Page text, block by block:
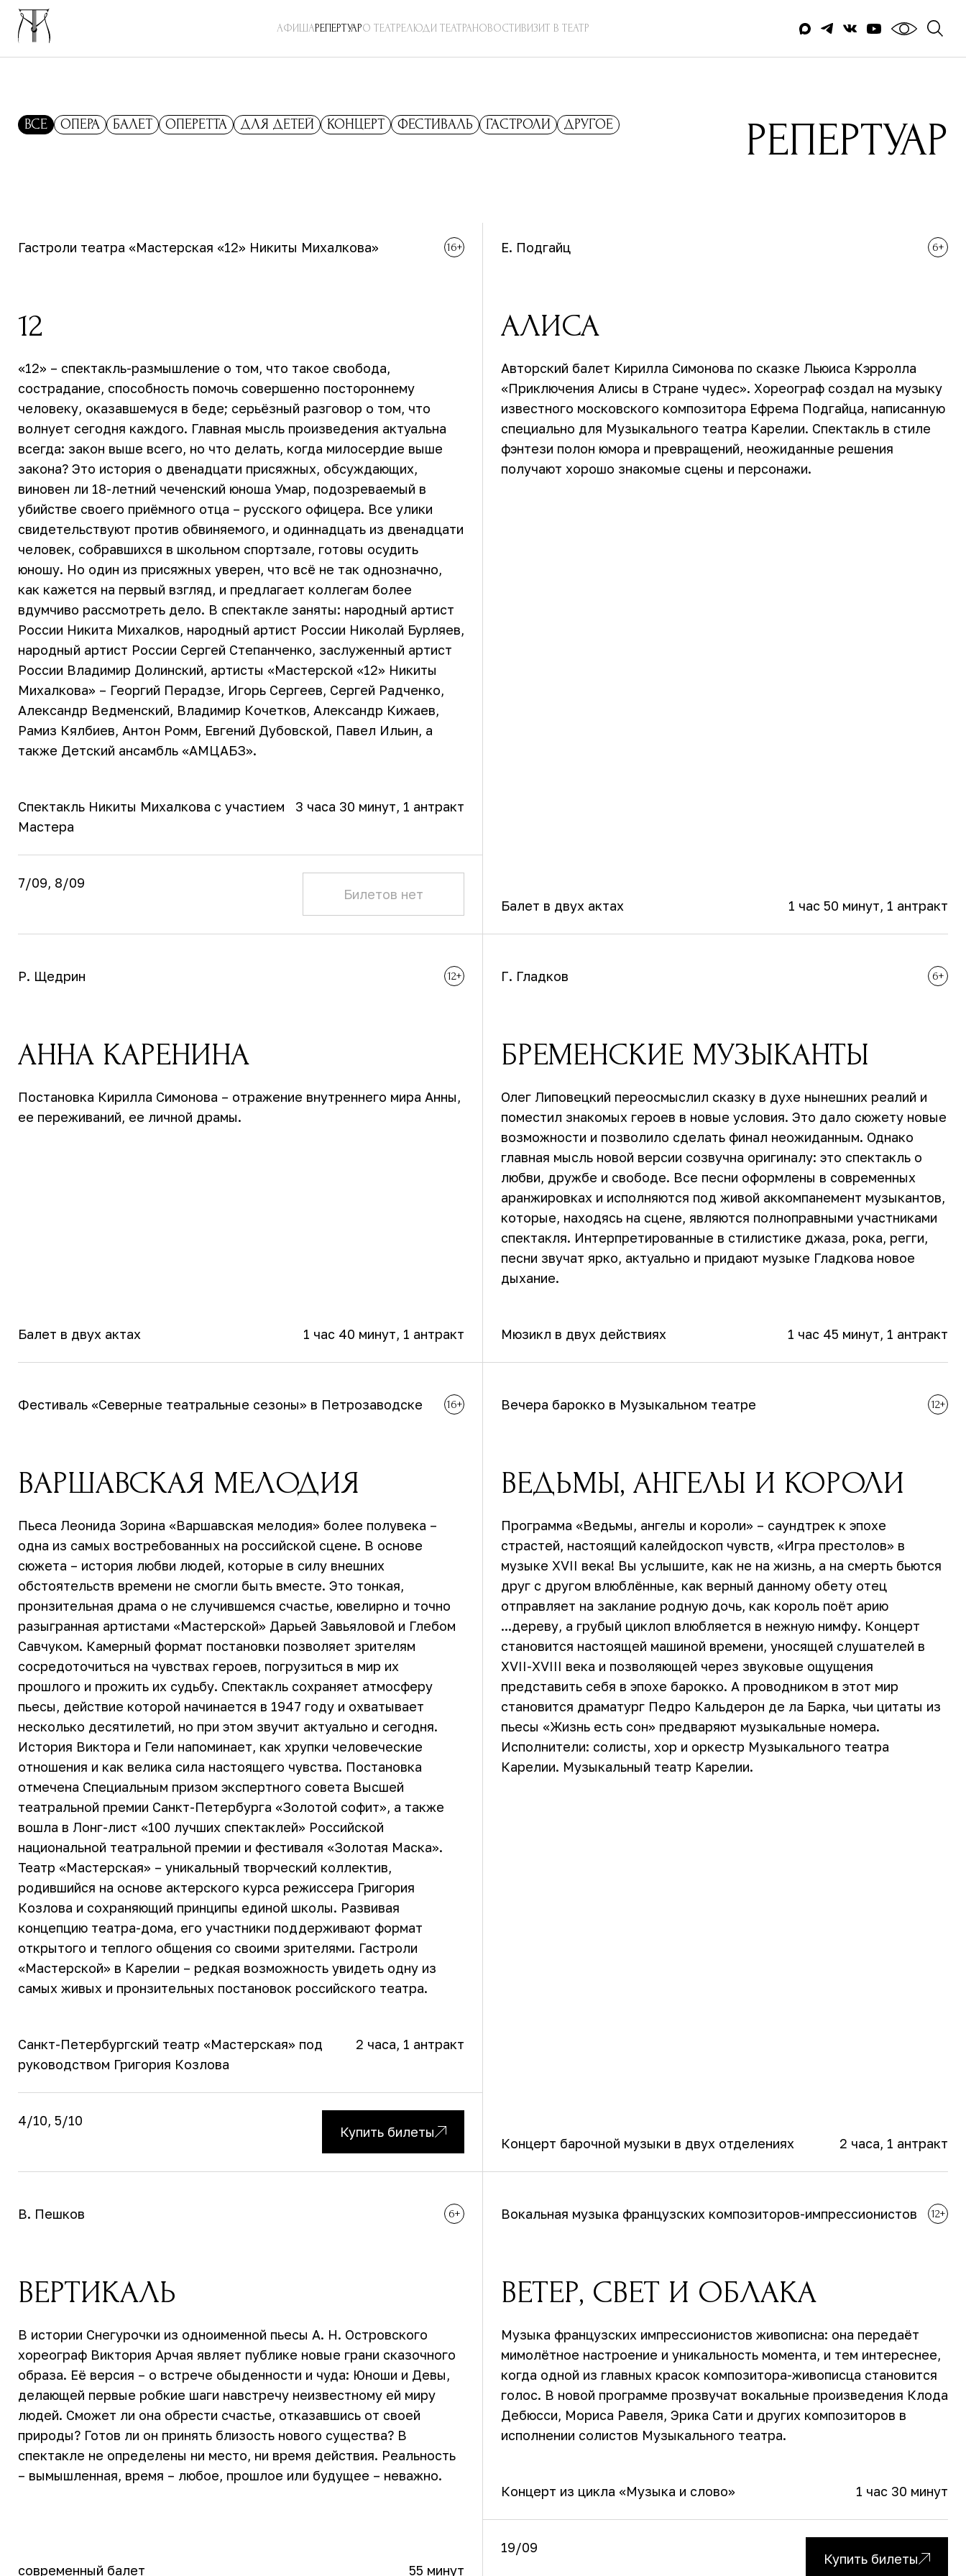
АФИШАРЕПЕРТУАРО ТЕАТРЕЛЮДИ ТЕАТРАНОВОСТИ ВИЗИТ В ТЕАТР
ВСЕ ОПЕРА БАЛЕТ ОПЕРЕТТА ДЛЯ ДЕТЕЙ КОНЦЕРТ ФЕСТИВАЛЬ ГАСТРОЛИ ДРУГОЕ РЕПЕРТУАР
Гастроли театра «Мастерская «12» Никиты Михалкова» 16+
12
«12» – спектакль-размышление о том, что такое свобода,
сострадание, способность помочь совершенно постороннему
человеку, оказавшемуся в беде; серьёзный разговор о том, что
волнует сегодня каждого. Главная мысль произведения актуальна
всегда: закон выше всего, но что делать, когда милосердие выше
закона? Это история о двенадцати присяжных, обсуждающих,
виновен ли 18-летний чеченский юноша Умар, подозреваемый в
убийстве своего приёмного отца – русского офицера. Все улики
свидетельствуют против обвиняемого, и одиннадцать из двенадцати
человек, собравшихся в школьном спортзале, готовы осудить
юношу. Но один из присяжных уверен, что всё не так однозначно,
как кажется на первый взгляд, и предлагает коллегам более
вдумчиво рассмотреть дело. В спектакле заняты: народный артист
России Никита Михалков, народный артист России Николай Бурляев,
народный артист России Сергей Степанченко, заслуженный артист
России Владимир Долинский, артисты «Мастерской «12» Никиты
Михалкова» – Георгий Перадзе, Игорь Сергеев, Сергей Радченко,
Александр Ведменский, Владимир Кочетков, Александр Кижаев,
Рамиз Кялбиев, Антон Ромм, Евгений Дубовской, Павел Ильин, а
также Детский ансамбль «АМЦАБЗ».
Спектакль Никиты Михалкова с участием
Мастера
3 часа 30 минут, 1 антракт
7/09, 8/09
Билетов нет
Е. Подгайц 6+
АЛИСА
Авторский балет Кирилла Симонова по сказке Льюиса Кэрролла
«Приключения Алисы в Стране чудес». Хореограф создал на музыку
известного московского композитора Ефрема Подгайца, написанную
специально для Музыкального театра Карелии. Спектакль в стиле
фэнтези полон юмора и превращений, неожиданные решения
получают хорошо знакомые сцены и персонажи.
Балет в двух актах 1 час 50 минут, 1 антракт
Р. Щедрин 12+
АННА КАРЕНИНА
Постановка Кирилла Симонова – отражение внутреннего мира Анны,
ее переживаний, ее личной драмы.
Балет в двух актах 1 час 40 минут, 1 антракт
Г. Гладков 6+
БРЕМЕНСКИЕ МУЗЫКАНТЫ
Олег Липовецкий переосмыслил сказку в духе нынешних реалий и
поместил знакомых героев в новые условия. Это дало сюжету новые
возможности и позволило сделать финал неожиданным. Однако
главная мысль новой версии созвучна оригиналу: это спектакль о
любви, дружбе и свободе. Все песни оформлены в современных
аранжировках и исполняются под живой аккомпанемент музыкантов,
которые, находясь на сцене, являются полноправными участниками
спектакля. Интерпретированные в стилистике джаза, рока, регги,
песни звучат ярко, актуально и придают музыке Гладкова новое
дыхание.
Мюзикл в двух действиях 1 час 45 минут, 1 антракт
Фестиваль «Северные театральные сезоны» в Петрозаводске 16+
ВАРШАВСКАЯ МЕЛОДИЯ
Пьеса Леонида Зорина «Варшавская мелодия» более полувека –
одна из самых востребованных на российской сцене. В основе
сюжета – история любви людей, которые в силу внешних
обстоятельств времени не смогли быть вместе. Это тонкая,
пронзительная драма о не случившемся счастье, ювелирно и точно
разыгранная артистами «Мастерской» Дарьей Завьяловой и Глебом
Савчуком. Камерный формат постановки позволяет зрителям
сосредоточиться на чувствах героев, погрузиться в мир их
прошлого и прожить их судьбу. Спектакль сохраняет атмосферу
пьесы, действие которой начинается в 1947 году и охватывает
несколько десятилетий, но при этом звучит актуально и сегодня.
История Виктора и Гели напоминает, как хрупки человеческие
отношения и как велика сила настоящего чувства. Постановка
отмечена Специальным призом экспертного совета Высшей
театральной премии Санкт-Петербурга «Золотой софит», а также
вошла в Лонг-лист «100 лучших спектаклей» Российской
национальной театральной премии и фестиваля «Золотая Маска».
Театр «Мастерская» – уникальный творческий коллектив,
родившийся на основе актерского курса режиссера Григория
Козлова и сохраняющий принципы единой школы. Развивая
концепцию театра-дома, его участники поддерживают формат
открытого и теплого общения со своими зрителями. Гастроли
«Мастерской» в Карелии – редкая возможность увидеть одну из
самых живых и пронзительных постановок российского театра.
Санкт-Петербургский театр «Мастерская» под
руководством Григория Козлова
2 часа, 1 антракт
4/10, 5/10
Купить билеты
Вечера барокко в Музыкальном театре 12+
ВЕДЬМЫ, АНГЕЛЫ И КОРОЛИ
Программа «Ведьмы, ангелы и короли» – саундтрек к эпохе
страстей, настоящий калейдоскоп чувств, «Игра престолов» в
музыке XVII века! Вы услышите, как не на жизнь, а на смерть бьются
друг с другом влюблённые, как верный данному обету отец
отправляет на заклание родную дочь, как король поёт арию
...дереву, а грубый циклоп влюбляется в нежную нимфу. Концерт
становится настоящей машиной времени, уносящей слушателей в
XVII-XVIII века и позволяющей через звуковые ощущения
представить себя в эпохе барокко. А проводником в этот мир
становится драматург Педро Кальдерон де ла Барка, чьи цитаты из
пьесы «Жизнь есть сон» предваряют музыкальные номера.
Исполнители: солисты, хор и оркестр Музыкального театра
Карелии. Музыкальный театр Карелии.
Концерт барочной музыки в двух отделениях 2 часа, 1 антракт
В. Пешков 6+
ВЕРТИКАЛЬ
В истории Снегурочки из одноименной пьесы А. Н. Островского
хореограф Виктория Арчая являет публике новые грани сказочного
образа. Её версия – о встрече обыденности и чуда: Юноши и Девы,
делающей первые робкие шаги навстречу неизвестному ей миру
людей. Сможет ли она обрести счастье, отказавшись от своей
природы? Готов ли он принять близость нового существа? В
спектакле не определены ни место, ни время действия. Реальность
– вымышленная, время – любое, прошлое или будущее – неважно.
современный балет 55 минут
Вокальная музыка французских композиторов-импрессионистов 12+
ВЕТЕР, СВЕТ И ОБЛАКА
Музыка французских импрессионистов живописна: она передаёт
мимолётное настроение и уникальность момента, и тем интереснее,
когда одной из главных красок композитора-живописца становится
голос. В новой программе прозвучат вокальные произведения Клода
Дебюсси, Мориса Равеля, Эрика Сати и других композиторов в
исполнении солистов Музыкального театра.
Концерт из цикла «Музыка и слово» 1 час 30 минут
19/09
Купить билеты